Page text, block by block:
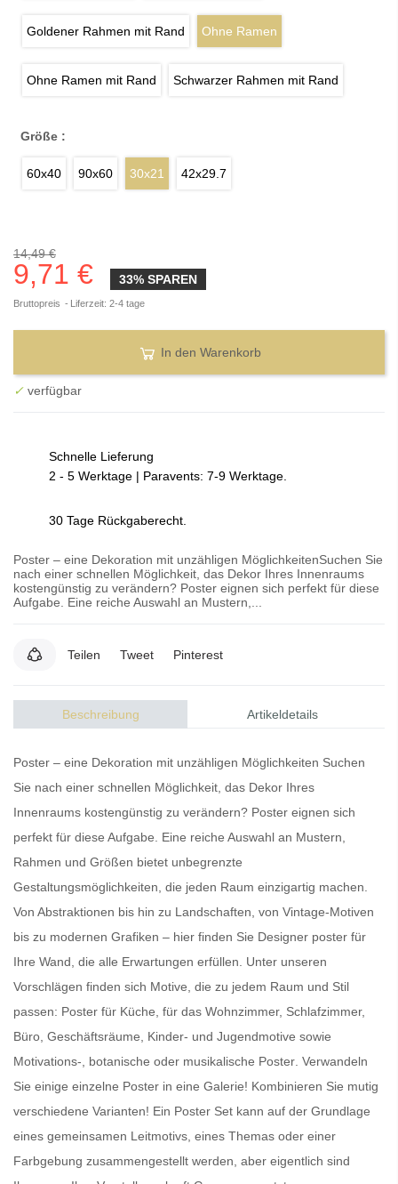
Goldener Rahmen mit Rand Ohne Ramen
Ohne Ramen mit Rand Schwarzer Rahmen mit Rand
Größe :
60x40 90x60 30x21 42x29.7
14,49 €
9,71 € 33% SPAREN
Bruttopreis Liferzeit: 2-4 tage
In den Warenkorb
✓ verfügbar
Schnelle Lieferung
2 - 5 Werktage | Paravents: 7-9 Werktage.
30 Tage Rückgaberecht.
Poster – eine Dekoration mit unzähligen MöglichkeitenSuchen Sie
nach einer schnellen Möglichkeit, das Dekor Ihres Innenraums
kostengünstig zu verändern? Poster eignen sich perfekt für diese
Aufgabe. Eine reiche Auswahl an Mustern,...
Teilen Tweet Pinterest
Beschreibung Artikeldetails
Poster – eine Dekoration mit unzähligen Möglichkeiten Suchen
Sie nach einer schnellen Möglichkeit, das Dekor Ihres
Innenraums kostengünstig zu verändern? Poster eignen sich
perfekt für diese Aufgabe. Eine reiche Auswahl an Mustern,
Rahmen und Größen bietet unbegrenzte
Gestaltungsmöglichkeiten, die jeden Raum einzigartig machen.
Von Abstraktionen bis hin zu Landschaften, von Vintage-Motiven
bis zu modernen Grafiken – hier finden Sie Designer poster für
Ihre Wand, die alle Erwartungen erfüllen. Unter unseren
Vorschlägen finden sich Motive, die zu jedem Raum und Stil
passen: Poster für Küche, für das Wohnzimmer, Schlafzimmer,
Büro, Geschäftsräume, Kinder- und Jugendmotive sowie
Motivations-, botanische oder musikalische Poster. Verwandeln
Sie einige einzelne Poster in eine Galerie! Kombinieren Sie mutig
verschiedene Varianten! Ein Poster Set kann auf der Grundlage
eines gemeinsamen Leitmotivs, eines Themas oder einer
Farbgebung zusammengestellt werden, aber eigentlich sind